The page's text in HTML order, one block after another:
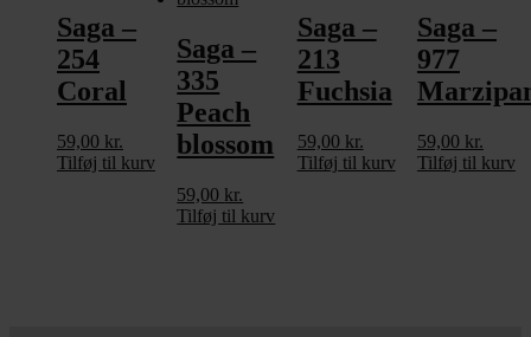
Saga –
254
Coral
59,00 kr.
Tilføj til kurv
Saga –
335
Peach
blossom
59,00 kr.
Tilføj til kurv
Saga –
213
Fuchsia
59,00 kr.
Tilføj til kurv
Saga –
977
59,00 kr.
Tilføj til kurv